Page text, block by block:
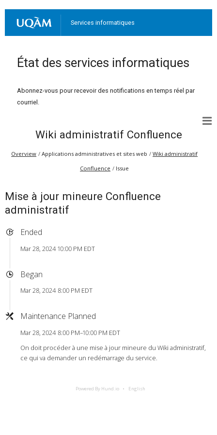
Services informatiques
État des services informatiques
Abonnez-vous pour recevoir des notifications en temps réel par
courriel.
Wiki administratif Confluence
Overview Applications administratives et sites web
Wiki administratif
Confluence
Issue
Mise à jour mineure Confluence
administratif
Ended
Mar 28, 2024 10:00 PM EDT
Began
Mar 28, 2024 8:00 PM EDT
Maintenance Planned
Mar 28, 2024 8:00 PM–10:00 PM EDT
On doit procéder à une mise à jour mineure du Wiki administratif,
ce qui va demander un redémarrage du service.
Powered By Hund.io English